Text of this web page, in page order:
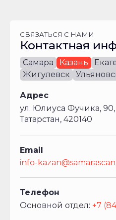
22700
23
500
22700
допустимая
максимальная
масса
автомобиля
кг
СВЯЗАТЬСЯ С НАМИ
Контактная
Самара Казань
Жигулевск
Адрес
ул. Юлиуса Фучика, 90,
Татарстан, 420140
Email
info-
Телефон
Основной отдел: +7